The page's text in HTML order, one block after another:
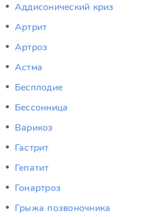
Аддисонический криз
Артрит
Артроз
Астма
Бесплодие
Бессонница
Варикоз
Гастрит
Гепатит
Гонартроз
Грыжа позвоночника